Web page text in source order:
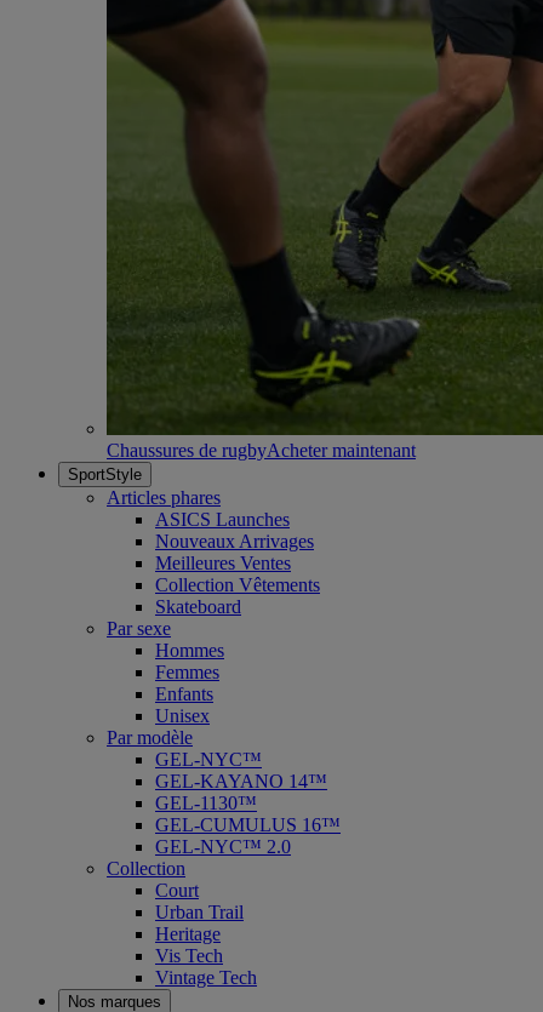
Chaussures de rugbyAcheter maintenant
SportStyle
Articles phares
ASICS Launches
Nouveaux Arrivages
Meilleures Ventes
Collection Vêtements
Skateboard
Par sexe
Hommes
Femmes
Enfants
Unisex
Par modèle
GEL-NYC™
GEL-KAYANO 14™
GEL-1130™
GEL-CUMULUS 16™
GEL-NYC™ 2.0
Collection
Court
Urban Trail
Heritage
Vis Tech
Vintage Tech
Nos marques